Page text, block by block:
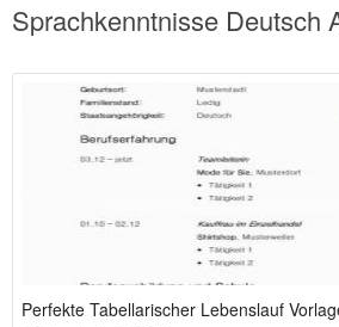
Sprachkenntnisse Deutsch